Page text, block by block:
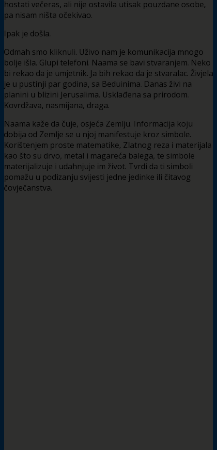
hostati večeras, ali nije ostavila utisak pouzdane osobe,
pa nisam ništa očekivao.
Ipak je došla.
Odmah smo kliknuli. Uživo nam je komunikacija mnogo
bolje išla. Glupi telefoni. Naama se bavi stvaranjem. Neko
bi rekao da je umjetnik. Ja bih rekao da je stvaralac. Živjela
je u pustinji par godina, sa Beduinima. Danas živi na
planini u blizini Jerusalima. Usklađena sa prirodom.
Kovrdžava, nasmijana, draga.
Naama kaže da čuje, osjeća Zemlju. Informacija koju
dobija od Zemlje se u njoj manifestuje kroz simbole.
Korištenjem proste matematike, Zlatnog reza i materijala
kao što su drvo, metal i magareća balega, te simbole
materijalizuje i udahnjuje im život. Tvrdi da ti simboli
pomažu u podizanju svijesti jedne jedinke ili čitavog
čovječanstva.